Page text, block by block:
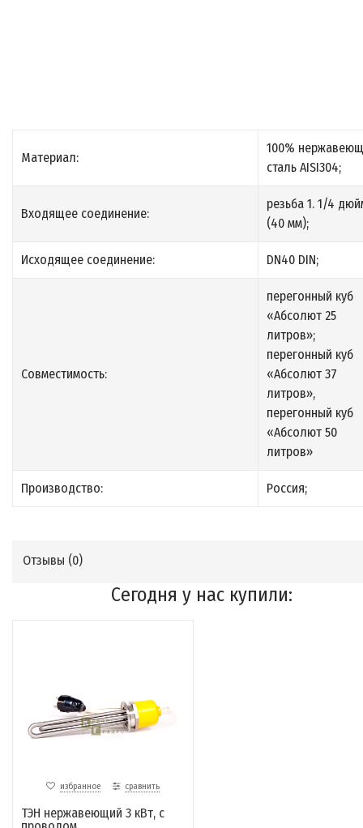
Материал:
100%
сталь AISI304;
Входящее соединение:
резьба 1. 1/4
(40 мм);
Исходящее соединение: DN40 DIN;
Совместимость:
перегонный куб
«Абсолют 25
литров»;
перегонный куб
«Абсолют 37
литров»,
перегонный куб
«Абсолют 50
литров»
Производство: Россия;
Отзывы (0)
Сегодня у нас купили:
избранное сравнить
ТЭН нержавеющий 3 кВт, с